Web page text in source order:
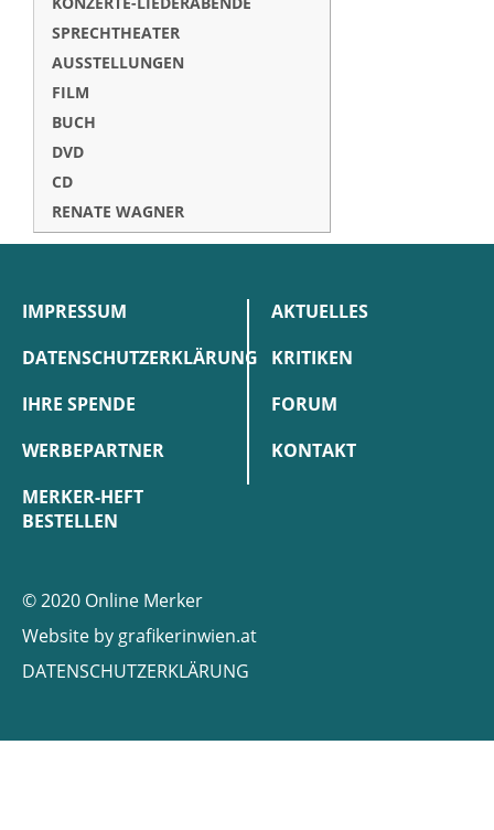
SPRECHTHEATER
AUSSTELLUNGEN
FILM
BUCH
DVD
CD
RENATE WAGNER
IMPRESSUM
DATENSCHUTZERKLÄRUNG
IHRE SPENDE
WERBEPARTNER
MERKER-HEFT
BESTELLEN
AKTUELLES
KRITIKEN
FORUM
KONTAKT
© 2020 Online Merker
Website by grafikerinwien.at
DATENSCHUTZERKLÄRUNG